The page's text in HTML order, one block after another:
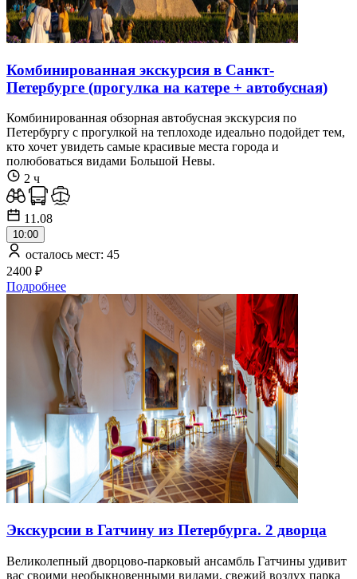
Комбинированная экскурсия в Санкт-
Петербурге (прогулка на катере + автобусная)
Комбинированная обзорная автобусная экскурсия по
Петербургу с прогулкой на теплоходе идеально подойдет тем,
кто хочет увидеть самые красивые места города и
полюбоваться видами Большой Невы.
2 ч
11.08
10:00
осталось мест: 45
2400 ₽
Подробнее
Экскурсии в Гатчину из Петербурга. 2 дворца
Великолепный дворцово-парковый ансамбль Гатчины удивит
вас своими необыкновенными видами, свежий воздух парка